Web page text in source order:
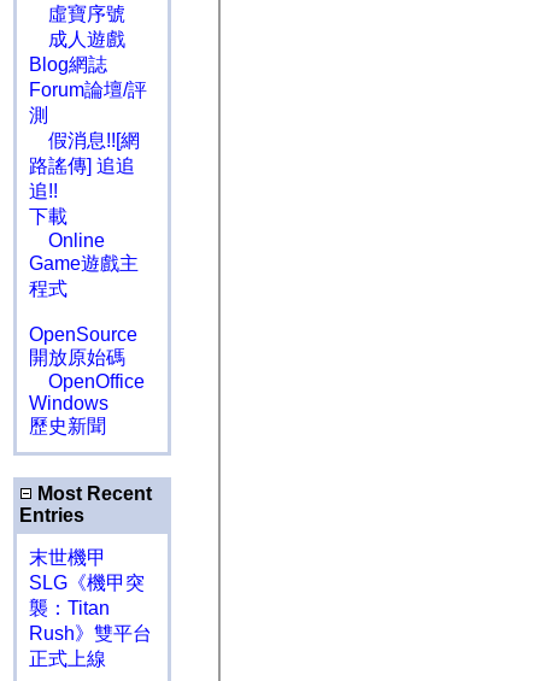
虛寶序號
成人遊戲
Blog網誌
Forum論壇/評
測
假消息!![網
路謠傳] 追追
追!!
下載
Online
Game遊戲主
程式
OpenSource
開放原始碼
OpenOffice
Windows
歷史新聞
Most Recent
Entries
末世機甲
SLG《機甲突
襲：Titan
Rush》雙平台
正式上線